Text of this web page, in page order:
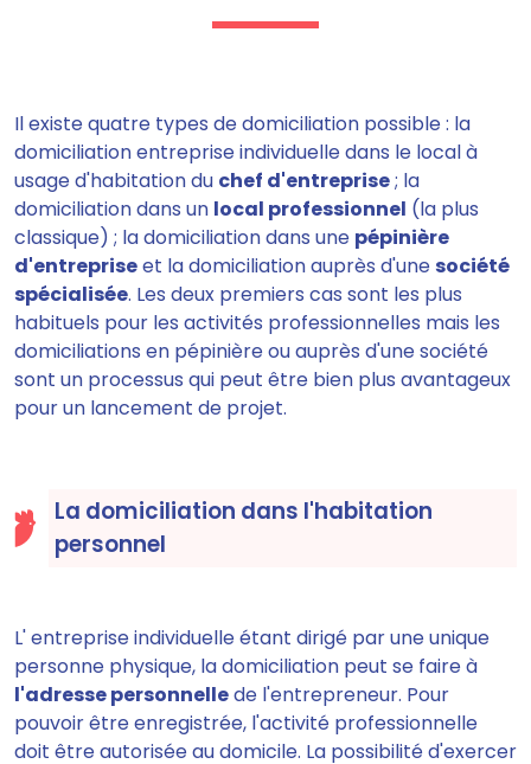
Il existe quatre types de domiciliation possible : la
domiciliation entreprise individuelle dans le local à
usage d'habitation du chef d'entreprise; la
domiciliation dans un local professionnel (la plus
classique) ; la domiciliation dans une pépinière
d'entrepriseet la domiciliation auprès d'une société
spécialisée. Les deux premiers cas sont les plus
habituels pour les activités professionnelles mais les
domiciliations en pépinière ou auprès d'une société
sont un processus qui peut être bien plus avantageux
pour un lancement de projet.
La domiciliation dans l'habitation
personnel
L' entreprise individuelle étant dirigé par une unique
personne physique, la domiciliation peut se faire à
l'adresse personnellede l'entrepreneur. Pour
pouvoir être enregistrée, l'activité professionnelle
doit être autorisée au domicile. La possibilité d'exercer